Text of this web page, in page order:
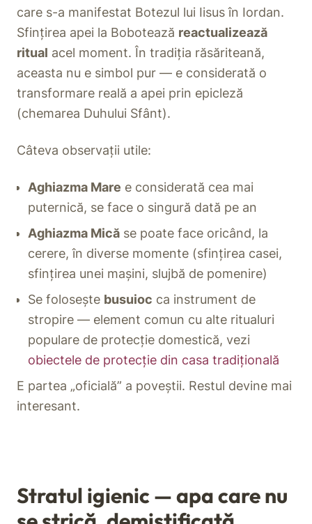
care s-a manifestat Botezul lui Iisus în Iordan.
Sfințirea apei la Bobotează reactualizează
ritual acel moment. În tradiția răsăriteană,
aceasta nu e simbol pur — e considerată o
transformare reală a apei prin epicleză
(chemarea Duhului Sfânt).
Câteva observații utile:
Aghiazma Mare e considerată cea mai
puternică, se face o singură dată pe an
Aghiazma Mică se poate face oricând, la
cerere, în diverse momente (sfințirea casei,
sfințirea unei mașini, slujbă de pomenire)
Se folosește busuioc ca instrument de
stropire — element comun cu alte ritualuri
populare de protecție domestică, vezi
obiectele de protecție din casa tradițională
E partea „oficială” a poveștii. Restul devine mai
interesant.
Stratul igienic — apa care nu